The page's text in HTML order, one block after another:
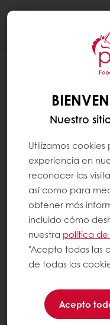
AGREGAR UN
MYPURATOS A
DE SU MÓVIL
Abra MyPuratos
haga clic en los
parte superior
Elija la opción
inicio"
Haga clic en
agregará a su
en él para
cuenta MyPuratos.
Nuestro
Utilizamos
experiencia en
reconocer las
así como para
obtener más
incluido cómo
nuestra política
"Acepto todas las
de todas las
Acepto